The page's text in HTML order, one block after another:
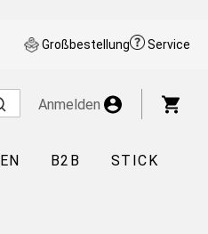
Großbestellung Service
Anmelden
B2B
STICK